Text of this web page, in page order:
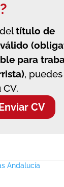
título de
para
, puedes
CV